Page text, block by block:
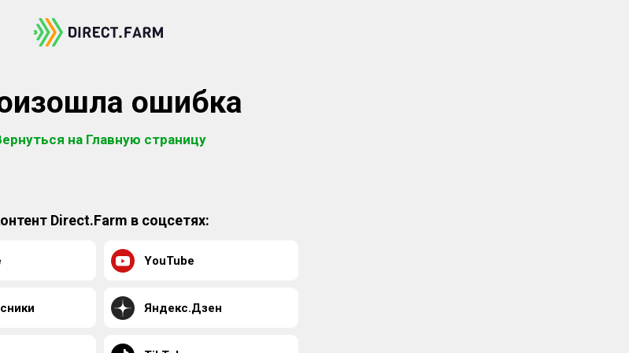
ошибка
на Главную страницу
Direct.Farm в соцсетях:
YouTube
Яндекс.Дзен